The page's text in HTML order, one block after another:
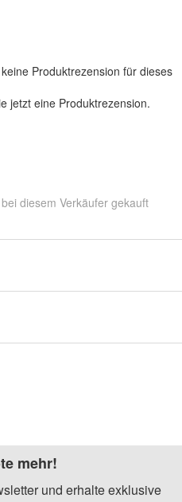
Produktrezension für dieses
jetzt eine Produktrezension.
diesem Verkäufer gekauft
mehr!
und erhalte exklusive